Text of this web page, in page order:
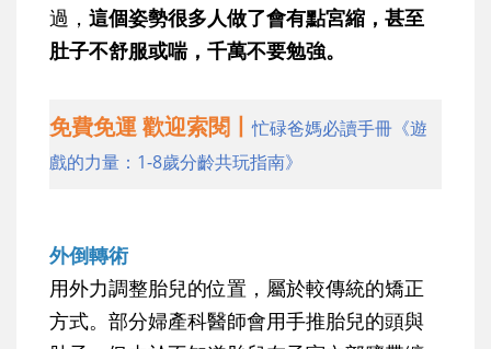
過， 這個姿勢很多人做了會有點宮縮，甚至
肚子不舒服或喘，千萬不要勉強。
免費免運 歡迎索閱丨忙碌爸媽必讀手冊《遊
戲的力量：1-8歲分齡共玩指南》
外倒轉術
用外力調整胎兒的位置，屬於較傳統的矯正
方式。部分婦產科醫師會用手推胎兒的頭與